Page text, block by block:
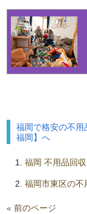
福岡で格安の不用
福岡】へ
福岡 不用品回収
福岡市東区の不
« 前のページ